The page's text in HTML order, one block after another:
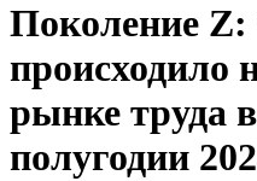
Поколение Z:
происходило
рынке труда
полугодии